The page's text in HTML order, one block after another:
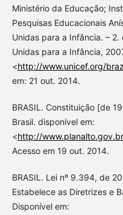
Ministério da Educação;
Pesquisas Educacionais
Unidas para a Infância. –
Unidas para a Infância,
<http://www.unicef.org/
em: 21 out. 2014.
BRASIL. Constituição [de
Brasil. disponível em:
<http://
Acesso em 19 out. 2014.
BRASIL. Lei nº 9.394, de
Estabelece as Diretrizes e
Disponível em: